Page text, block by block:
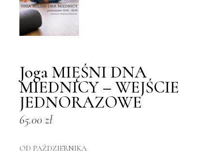
Joga MIĘŚNI DNA
MIEDNICY – WEJŚCIE
JEDNORAZOWE
65.00zł
OD PAŹDZIERNIKA